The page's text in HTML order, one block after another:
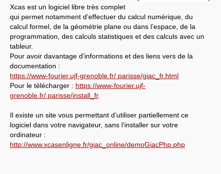
Mathèque
Xcas est un logiciel libre très complet
qui permet notamment d’effectuer du calcul numérique, du
calcul formel, de la géométrie plane ou dans l’espace, de la
programmation, des calculs statistiques et des calculs avec un
tableur.
Pour avoir davantage d’informations et des liens vers de la
documentation :
https://www-fourier.ujf-grenoble.fr/ parisse/giac_fr.html
Pour le télécharger : https://www-fourier.ujf-
grenoble.fr/ parisse/install_fr.
Il existe un site vous permettant d’utiliser partiellement ce
logiciel dans votre navigateur, sans l’installer sur votre
ordinateur :
http://www.xcasenligne.fr/giac_online/demoGiacPhp.php